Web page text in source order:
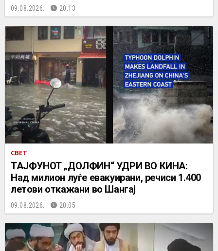
09.08.2026. 20:13
СВЕТ
ТАЈФУНОТ „ДОЛФИН“ УДРИ ВО КИНА:
Над милион луѓе евакуирани, речиси 1.400
летови откажани во Шангај
09.08.2026. 20:05